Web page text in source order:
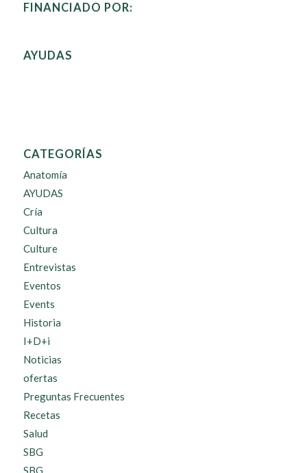
FINANCIADO POR:
AYUDAS
CATEGORÍAS
Anatomía
AYUDAS
Cría
Cultura
Culture
Entrevistas
Eventos
Events
Historia
I+D+i
Noticias
ofertas
Preguntas Frecuentes
Recetas
Salud
SBG
SBG